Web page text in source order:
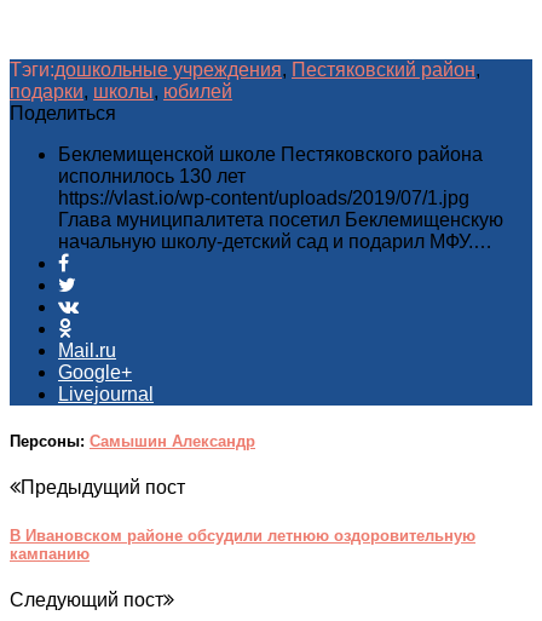
Тэги:дошкольные учреждения, Пестяковский район,
подарки, школы, юбилей
Поделиться
Беклемищенской школе Пестяковского района
исполнилось 130 лет
https://vlast.io/wp-content/uploads/2019/07/1.jpg
Глава муниципалитета посетил Беклемищенскую
начальную школу-детский сад и подарил МФУ.…
Mail.ru
Google+
Livejournal
Персоны: Самышин Александр
Предыдущий пост
В Ивановском районе обсудили летнюю оздоровительную
кампанию
Следующий пост